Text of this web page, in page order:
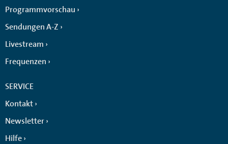
Programmvorschau
Sendungen A-Z
Livestream
Frequenzen
SERVICE
Kontakt
Newsletter
Hilfe